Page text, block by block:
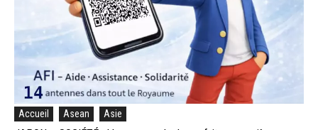
Accueil Asean Asie